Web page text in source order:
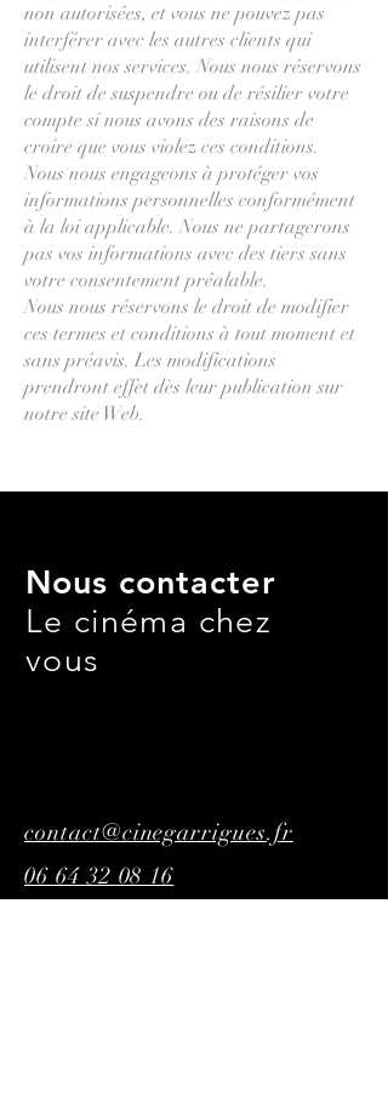
non autorisées, et vous ne pouvez pas
interférer avec les autres clients qui
utilisent nos services. Nous nous réservons
le droit de suspendre ou de résilier votre
compte si nous avons des raisons de
croire que vous violez ces conditions.
Nous nous engageons à protéger vos
informations personnelles conformément
à la loi applicable. Nous ne partagerons
pas vos informations avec des tiers sans
votre consentement préalable.
Nous nous réservons le droit de modifier
ces termes et conditions à tout moment et
sans préavis. Les modifications
prendront effet dès leur publication sur
notre site Web.
Nous contacter
Le cinéma chez
vous
contact@cinegarrigues.fr
06 64 32 08 16